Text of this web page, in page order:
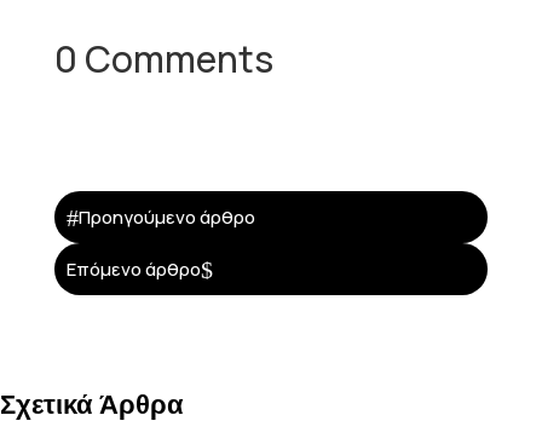
0 Comments
#Προηγούμενο άρθρο
Επόμενο άρθρο$
Σχετικά Άρθρα